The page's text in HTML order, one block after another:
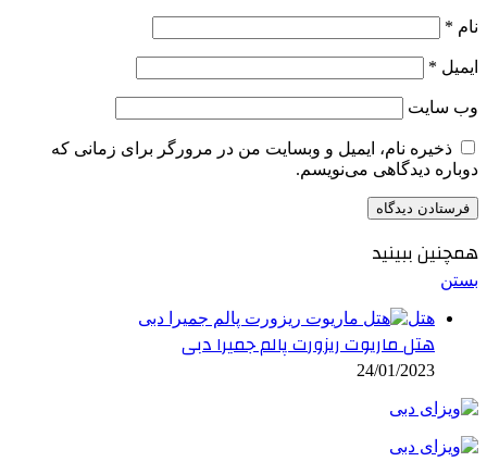
نام *
ایمیل *
وب‌ سایت
ذخیره نام، ایمیل و وبسایت من در مرورگر برای زمانی که
دوباره دیدگاهی می‌نویسم.
همچنین ببینید
بستن
هتل
هتل ماریوت ریزورت پالم جمیرا دبی
24/01/2023